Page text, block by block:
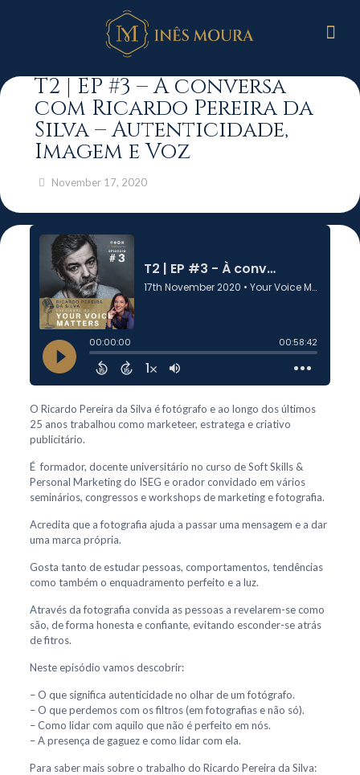
T2 | EP #3 – À conversa
com Ricardo Pereira da
Silva – Autenticidade,
Imagem e Voz
November 17, 2020
O Ricardo Pereira da Silva é fotógrafo e ao longo dos últimos
25 anos trabalhou como marketeer, estratega e criativo
publicitário.
É formador, docente universitário no curso de Soft Skills &
Personal Marketing do ISEG e orador convidado em vários
seminários, congressos e workshops de marketing e fotografia.
Acredita que a fotografia ajuda a passar uma mensagem e a dar
uma marca própria.
Gosta tanto de estudar pessoas, comportamentos, tendências
como também o enquadramento perfeito e a luz.
Através da fotografia convida as pessoas a revelarem-se como
são, de forma honesta e confiante, evitando esconder-se atrás
de fitros.
Neste episódio vamos descobrir:
– O que significa autenticidade no olhar de um fotógrafo.
– O que perdemos com os filtros (em fotografias e não só).
– Como lidar com aquilo que não é perfeito em nós.
– A presença de gaguez e como lidar com ela.
Para saber mais sobre o trabalho do Ricardo Pereira da Silva: